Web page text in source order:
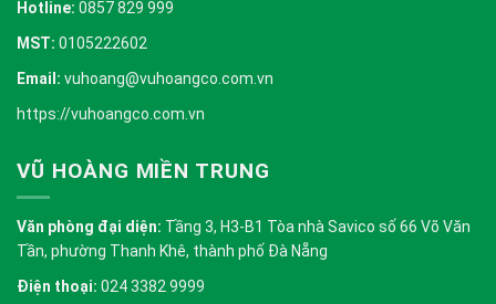
Hotline: 0857 829 999
MST: 0105222602
Email: vuhoang@vuhoangco.com.vn
https://vuhoangco.com.vn
VŨ HOÀNG MIỀN TRUNG
Văn phòng đại diện: Tầng 3, H3-B1 Tòa nhà Savico số 66 Võ Văn
Tần, phường Thanh Khê, thành phố Đà Nẵng
Điện thoại: 024 3382 9999